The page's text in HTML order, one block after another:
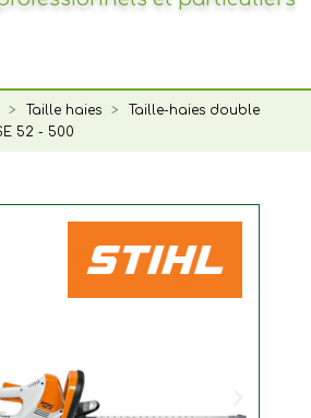
Taille haies
Taille-haies double
52 - 500